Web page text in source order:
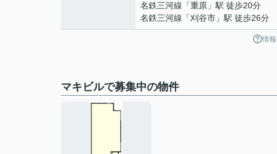
名鉄三河線 「重原 」駅 徒歩20分
名鉄三河線 「刈谷市 」駅 徒歩26分
情
マキビルで募集中の物件